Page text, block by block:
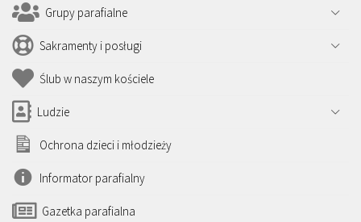
Grupy parafialne
Sakramenty i posługi
Ślub w naszym kościele
Ludzie
Ochrona dzieci i młodzieży
Informator parafialny
Gazetka parafialna